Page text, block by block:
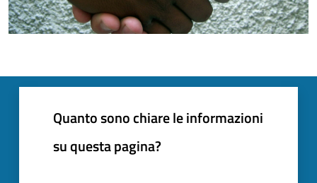
Quanto sono chiare le informazioni
su questa pagina?